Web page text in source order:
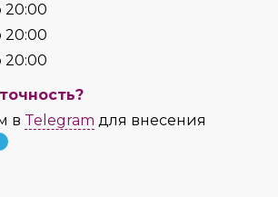
20:00
20:00
20:00
в Telegram для внесения